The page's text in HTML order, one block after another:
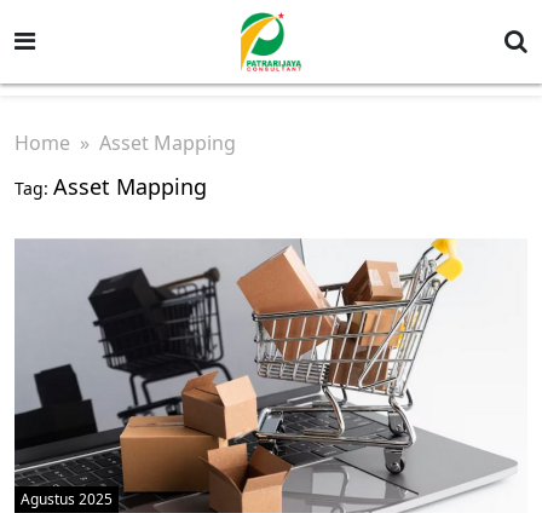
Home » Asset Mapping
Tag: Asset Mapping
Agustus 2025